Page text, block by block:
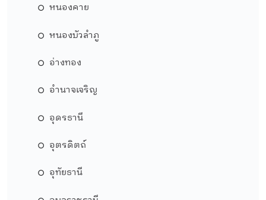
หนองคาย
หนองบัวลำภู
อ่างทอง
อำนาจเจริญ
อุดรธานี
อุตรดิตถ์
อุทัยธานี